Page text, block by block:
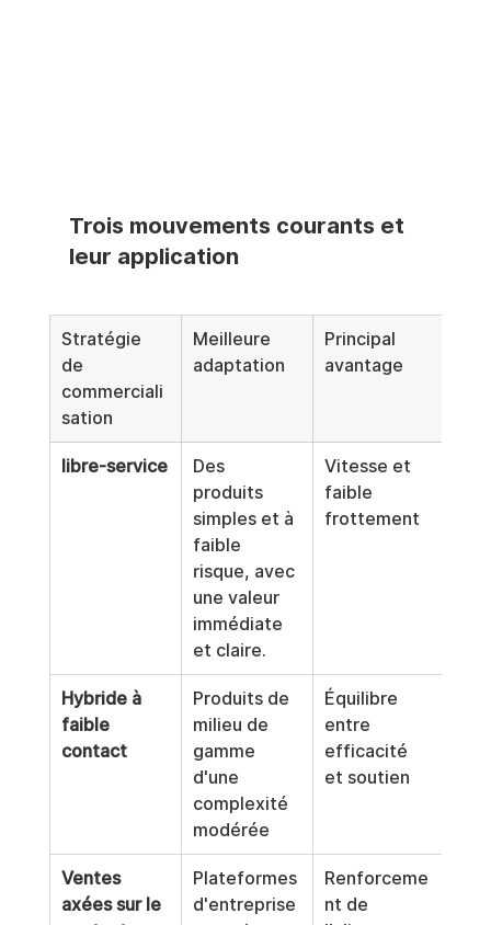
Trois mouvements courants et
leur application
Stratégie
de
commerciali
sation
Meilleure
adaptation
Principal
avantage
libre-service
Des
produits
simples et à
faible
risque, avec
une valeur
immédiate
et claire.
Vitesse et
faible
frottement
Hybride à
faible
contact
Produits de
milieu de
gamme
d'une
complexité
modérée
Équilibre
entre
efficacité
et soutien
Ventes
axées sur le
Plateformes
d'entreprise
Renforceme
nt de